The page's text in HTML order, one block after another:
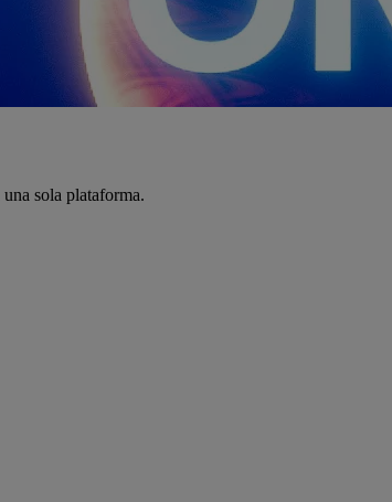
sola plataforma.